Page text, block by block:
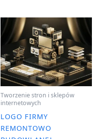
Tworzenie stron i sklepów
internetowych
LOGO FIRMY
REMONTOWO